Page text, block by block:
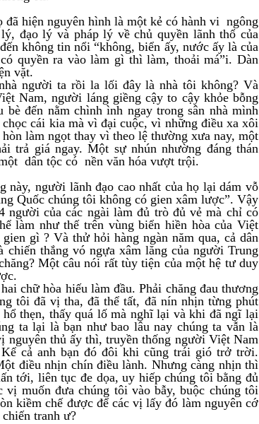
hiện nguyên hình là một kẻ có hành vi ngông
đạo lý và pháp lý về chủ quyền lãnh thổ của
không tin nổi “không, biển ấy, nước ấy là của
quyền ra vào làm gì thì làm, thoải má”i. Dàn
vặt.
người ta rồi la lối đây là nhà tôi không? Và
Nam, người láng giềng cậy to cậy khỏe bỗng
bè đến nằm chình ình ngay trong sân nhà mình
cái kia mà vì đại cuộc, vì những điều xa xôi
làm ngọt thay vì theo lệ thường xưa nay, một
trả giá ngay. Một sự nhún nhường đáng thán
dân tộc có nền văn hóa vượt trội.
này, người lãnh đạo cao nhất của họ lại dám vỗ
Quốc chúng tôi không có gien xâm lược”. Vậy
người của các ngài làm đủ trò đủ vẻ mà chỉ có
làm như thế trên vùng biển hiền hòa của Việt
gì ? Và thử hỏi hàng ngàn năm qua, cả dân
thắng vó ngựa xâm lăng của người Trung
Một câu nói rất tùy tiện của một hệ tư duy
chữ hòa hiếu làm đầu. Phải chăng đau thương
tôi đã vị tha, đã thể tất, đã nín nhịn từng phút
thẹn, thấy quá lố mà nghĩ lại và khi đã ngĩ lại
ta lại là bạn như bao lâu nay chúng ta vẫn là
nguyên thủ ấy thì, truyền thống người Việt Nam
cả anh bạn đó đôi khi cũng trái gió trở trời.
điều nhịn chín điều lành. Nhưng càng nhịn thì
tới, liên tục đe dọa, uy hiếp chúng tôi bằng đủ
muốn đưa chúng tôi vào bẫy, buộc chúng tôi
kiềm chế được để các vị lấy đó làm nguyên cớ
tranh ư?